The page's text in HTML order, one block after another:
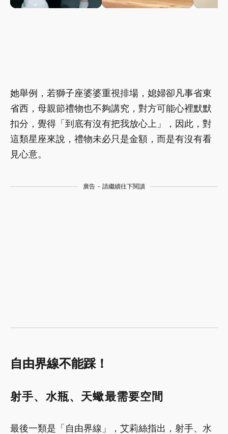
她舉例，若獅子座婆婆重視排場，媳婦卻凡事省東
省西，母親節禮物也不夠講究，對方可能心裡默默
扣分，覺得「到底有沒有把我放心上」，因此，對
這類星座來說，禮物未必只是金額，而是有沒有看
見心意。
廣告 - 請繼續往下閱讀
自由界線不能踩！
射手、水瓶、天蠍最需要空間
最後一類是「自由界線」，艾莉絲指出，射手、水